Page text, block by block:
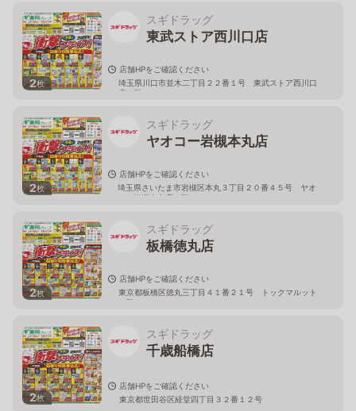
2枚
スギドラッグ
東武ストア西川口店
店舗HPをご確認ください
埼玉県川口市並木二丁目２２番１号 東武ストア西川口
店２階
2枚
スギドラッグ
ヤオコー岩槻本丸店
店舗HPをご確認ください
埼玉県さいたま市岩槻区本丸３丁目２０番４５号 ヤオ
コー岩槻本丸店２階
2枚
スギドラッグ
板橋徳丸店
店舗HPをご確認ください
東京都板橋区徳丸三丁目４１番２１号 トックマルット
１階
2枚
スギドラッグ
千歳船橋店
店舗HPをご確認ください
東京都世田谷区経堂四丁目３２番１２号